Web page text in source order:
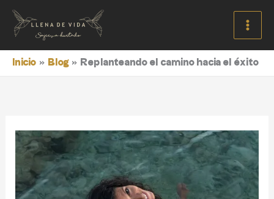
contenido
Inicio Blog Replanteando el camino hacia el éxito